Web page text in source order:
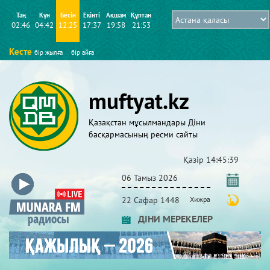
Таң
02:46
Күн
04:42
Бесін
12:25
Екінті
17:37
Ақшам
19:58
Құптан
21:53
Кесте бір жылға бір айға
muftyat.kz
Қазақстан мұсылмандары Діни
басқармасының ресми сайты
Қазір 14:45:40
06 Тамыз 2026
22 Сафар 1448 Хижра
ДІНИ МЕРЕКЕЛЕР